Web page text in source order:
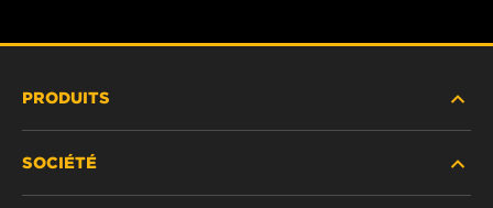
PRODUITS
SOCIÉTÉ